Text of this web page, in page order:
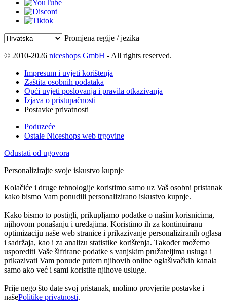
Promjena regije / jezika
© 2010-2026 niceshops GmbH - All rights reserved.
Impresum i uvjeti korištenja
Zaštita osobnih podataka
Opći uvjeti poslovanja i pravila otkazivanja
Izjava o pristupačnosti
Postavke privatnosti
Poduzeće
Ostale Niceshops web trgovine
Odustati od ugovora
Personalizirajte svoje iskustvo kupnje
Kolačiće i druge tehnologije koristimo samo uz Vaš osobni pristanak
kako bismo Vam ponudili personalizirano iskustvo kupnje.
Kako bismo to postigli, prikupljamo podatke o našim korisnicima,
njihovom ponašanju i uređajima. Koristimo ih za kontinuiranu
optimizaciju naše web stranice i prikazivanje personaliziranih oglasa
i sadržaja, kao i za analizu statistike korištenja. Također možemo
usporediti Vaše šifrirane podatke s vanjskim pružateljima usluga i
prikazivati Vam ponude putem njihovih online oglašivačkih kanala
samo ako već i sami koristite njihove usluge.
Prije nego što date svoj pristanak, molimo provjerite postavke i
našePolitike privatnosti.